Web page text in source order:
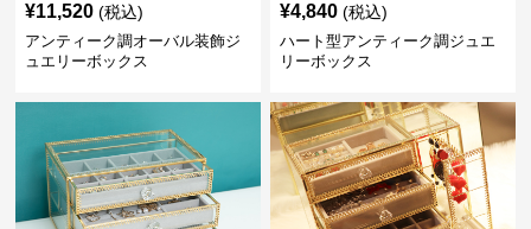
¥11,520 (税込)
アンティーク調オーバル装飾ジ
ュエリーボックス
¥4,840 (税込)
ハート型アンティーク調ジュエ
リーボックス